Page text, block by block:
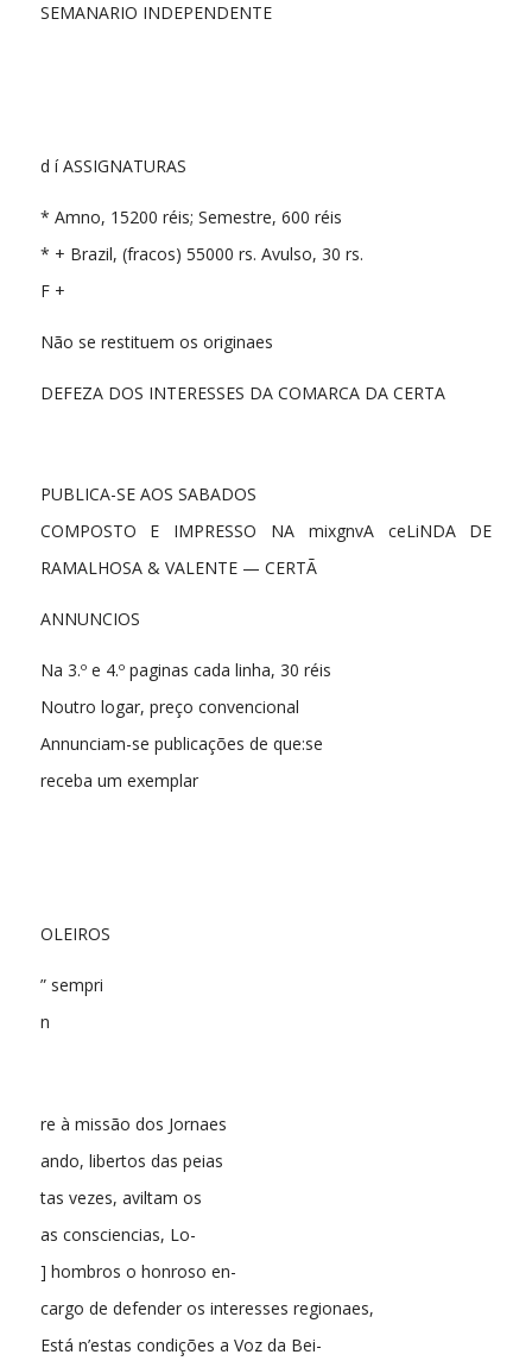
SEMANARIO INDEPENDENTE
d í ASSIGNATURAS
* Amno, 15200 réis; Semestre, 600 réis
* + Brazil, (fracos) 55000 rs. Avulso, 30 rs.
F +
Não se restituem os originaes
DEFEZA DOS INTERESSES DA COMARCA DA CERTA
PUBLICA-SE AOS SABADOS
COMPOSTO E IMPRESSO NA mixgnvA ceLiNDA DE
RAMALHOSA & VALENTE — CERTÃ
ANNUNCIOS
Na 3.º e 4.º paginas cada linha, 30 réis
Noutro logar, preço convencional
Annunciam-se publicações de que:se
receba um exemplar
OLEIROS
” sempri
n
re à missão dos Jornaes
ando, libertos das peias
tas vezes, aviltam os
as consciencias, Lo-
] hombros o honroso en-
cargo de defender os interesses regionaes,
Está n’estas condições a Voz da Bei-